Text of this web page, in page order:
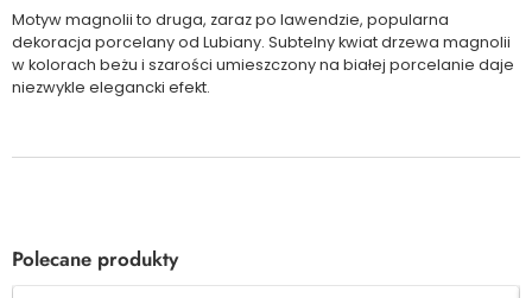
Motyw magnolii to druga, zaraz po lawendzie, popularna
dekoracja porcelany od Lubiany. Subtelny kwiat drzewa magnolii
w kolorach beżu i szarości umieszczony na białej porcelanie daje
niezwykle elegancki efekt.
Polecane produkty